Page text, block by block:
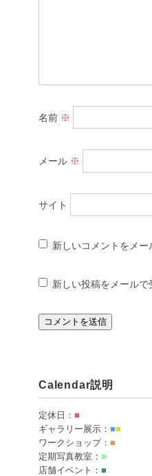
名前 ※
メール ※
サイト
新しいコメントをメー
新しい投稿をメールで
Calendar説明
定休日： ■
ギャラリー展示： ■■
ワークショップ： ■
定期写真教室： ■
店舗イベント： ■